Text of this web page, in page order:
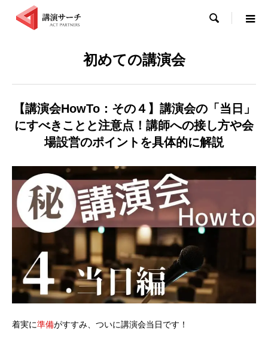

初めての講演会
【講演会HowTo：その４】講演会の「当日」
にすべきことと注意点！講師への接し方や会
場設営のポイントを具体的に解説
着実に準備がすすみ、ついに講演会当日です！